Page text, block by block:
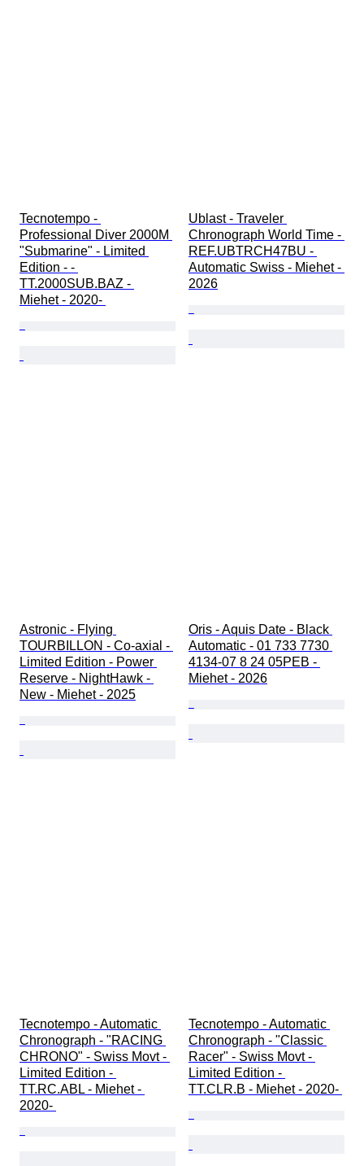
Tecnotempo -
Professional Diver 2000M
"Submarine" - Limited
Edition - -
TT.2000SUB.BAZ -
Miehet - 2020-
Ublast - Traveler
Chronograph World Time -
REF.UBTRCH47BU -
Automatic Swiss - Miehet -
2026
Astronic - Flying
TOURBILLON - Co-axial -
Limited Edition - Power
Reserve - NightHawk -
New - Miehet - 2025
Oris - Aquis Date - Black
Automatic - 01 733 7730
4134-07 8 24 05PEB -
Miehet - 2026
Tecnotempo - Automatic
Chronograph - "RACING
CHRONO" - Swiss Movt -
Limited Edition -
TT.RC.ABL - Miehet -
2020-
Tecnotempo - Automatic
Chronograph - "Classic
Racer" - Swiss Movt -
Limited Edition -
TT.CLR.B - Miehet - 2020-